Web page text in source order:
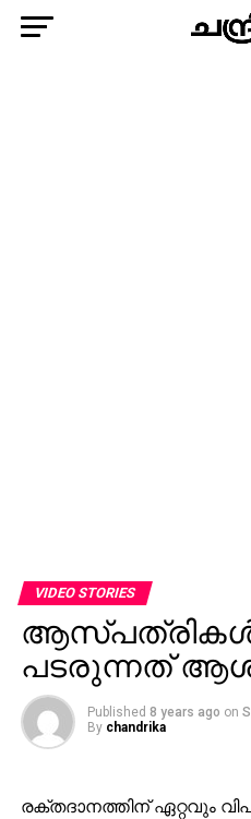
VIDEO STORIES
പടരുന്നത്
Published 8 years ago on
By chandrika
രക്തദാനത്തിന് ഏറ്റവും